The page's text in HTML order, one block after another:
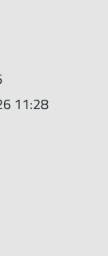
11:28